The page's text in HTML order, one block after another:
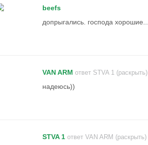
beefs
допрыгались. господа хорошие...
VAN ARM ответ STVA 1 (раскрыть)
надеюсь))
STVA 1 ответ VAN ARM (раскрыть)